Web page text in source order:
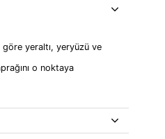
yeraltı, yeryüzü ve
o noktaya